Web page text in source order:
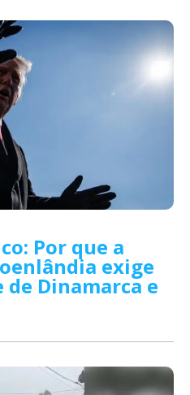
Por que a
exige
Dinamarca e